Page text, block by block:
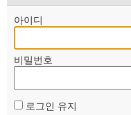
아이디
비밀번호
로그인 유지
부설기관